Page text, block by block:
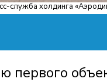
служба холдинга
первого